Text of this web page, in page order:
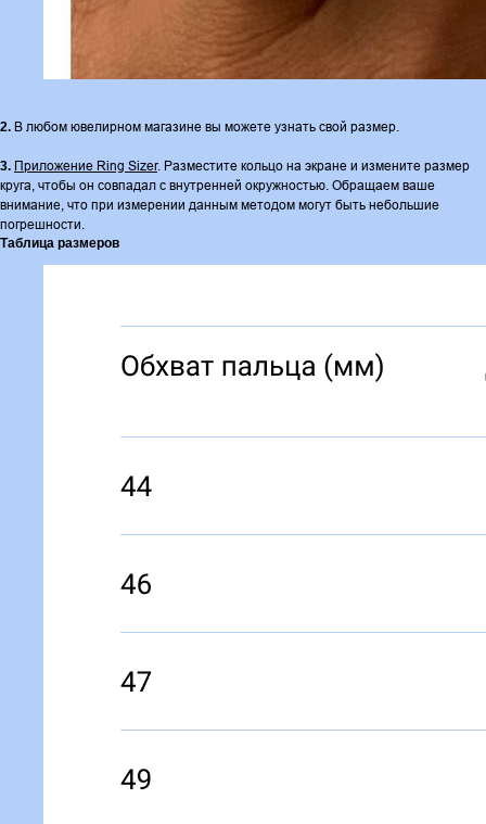
2. В любом ювелирном магазине вы можете узнать свой размер.
3. Приложение Ring Sizer. Разместите кольцо на экране и измените размер
круга, чтобы он совпадал с внутренней окружностью. Обращаем ваше
внимание, что при измерении данным методом могут быть небольшие
погрешности.
Таблица размеров